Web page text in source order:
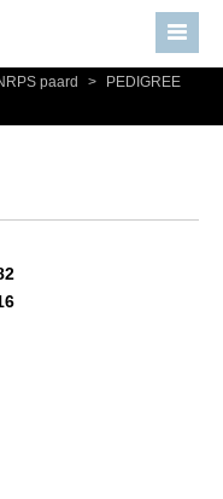
paard >
PEDIGREE